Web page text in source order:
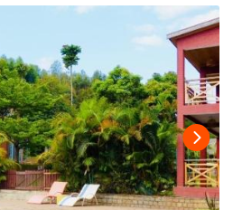
of douche. Vergeet niet om
aan het Antananarivo
bezienswaardigheid die